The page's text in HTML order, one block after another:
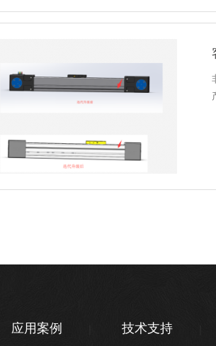
应用案例 技术支持